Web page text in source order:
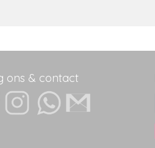
ons & contact